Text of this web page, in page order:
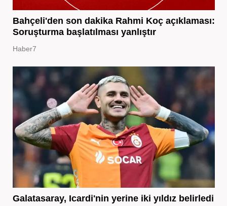
Bahçeli'den son dakika Rahmi Koç açıklaması:
Soruşturma başlatılması yanlıştır
Haber7
Galatasaray, Icardi'nin yerine iki yıldız belirledi